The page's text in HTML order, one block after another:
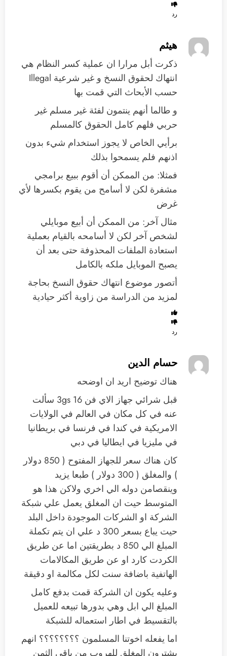
رد
هيثم
ذكرت أبل مرارا ان عملية كسر النظام هي
انتهاك لحقوق النسخ و غير شرعية Illegal
حسب الأبحاث التي قمت بها
و طالما أنهم ينتمون لفئة غير مسلم غير
حربي فلهم كامل الحقوق كالمسلم
برأيي الخاص لا يجوز استخدام شيء بدون
اذنهم فلم يسمحوا بذلك
فمثلا: من الممكن أن أقوم ببيع برامجي
مشفرة لكن لا أسامح من يقوم بكسرها لأي
غرض
مثال آخر: من الممكن أن أبيع موبايلي
لشخص آخر لكن لا أسامحه بالقيام بعملية
استعادة الملفات المحذوفة حتى بعد أن
يصبح الموبايل ملكه بالكامل
أتصور موضوع انتهاك حقوق النسخ بحاجة
لمزيد من الدراسة من زاوية أكثر حيادية
رد
حسام الدين
هناك توضيح اريد ان اوضحه
قبل شرائي جهاز الاي فن 3gs 16 سألت
عنه في كل مكان في العالم في الولايات
الامريكية في كندا في فرنسا في بريطانيا
في مليزيا في ايطاليا في دبي
كان هناك سعر للجهاز المفتوح ( 850 دولار
) والمغلق ( 300 دولار ) طبعا يزيد
وينقصامن دوله الي اخري ولاكن هذا هو
المتوسط حيت ان المغلق يعمل علي شبكة
الشركة او الشركات الموجودة داخل البلد
حيت يباع بسعر 300 د علي ان يتم تكملة
المبلغ الي 850 د بطريقتين اما عن طريق
الكردت كارد او عن طريق المكالامات
الهاتفية باضافة سنت لكل مكالمة او دقيقة
وعليه يكون ان الشركة قمت بدفع كامل
المبلغ الي ابل وهي بدورها تبيعه للعميل
بالتقسيط في اطار استعماله للشبكة
اما يفعله اخوتنا المسلمون ؟؟؟؟؟؟؟؟ انهم
يشترون المغلق للهروب من باقي الثمن